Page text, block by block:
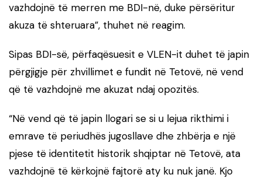
vazhdojnë të merren me BDI-në, duke përsëritur
akuza të shteruara”, thuhet në reagim.
Sipas BDI-së, përfaqësuesit e VLEN-it duhet të japin
përgjigje për zhvillimet e fundit në Tetovë, në vend
që të vazhdojnë me akuzat ndaj opozitës.
“Në vend që të japin llogari se si u lejua rikthimi i
emrave të periudhës jugosllave dhe zhbërja e një
pjese të identitetit historik shqiptar në Tetovë, ata
vazhdojnë të kërkojnë fajtorë aty ku nuk janë. Kjo